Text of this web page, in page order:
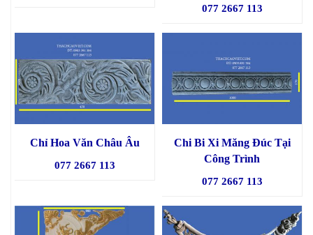
077 2667 113
Chỉ Hoa Văn Châu Âu
077 2667 113
Chi Bi Xi Măng Đúc Tại
Công Trình
077 2667 113